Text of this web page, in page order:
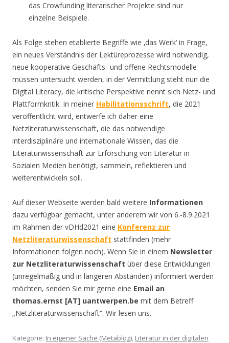
das Crowfunding literarischer Projekte sind nur
einzelne Beispiele.
Als Folge stehen etablierte Begriffe wie ‚das Werk‘ in Frage,
ein neues Verständnis der Lektüreprozesse wird notwendig,
neue kooperative Geschäfts- und offene Rechtsmodelle
müssen untersucht werden, in der Vermittlung steht nun die
Digital Literacy, die kritische Perspektive nennt sich Netz- und
Plattformkritik. In meiner Habilitationsschrift, die 2021
veröffentlicht wird, entwerfe ich daher eine
Netzliteraturwissenschaft, die das notwendige
interdisziplinäre und internationale Wissen, das die
Literaturwissenschaft zur Erforschung von Literatur in
Sozialen Medien benötigt, sammeln, reflektieren und
weiterentwickeln soll.
Auf dieser Webseite werden bald weitere Informationen
dazu verfügbar gemacht, unter anderem wir von 6.-8.9.2021
im Rahmen der vDHd2021 eine Konferenz zur
Netzliteraturwissenschaft stattfinden (mehr
Informationen folgen noch). Wenn Sie in einem Newsletter
zur Netzliteraturwissenschaft über diese Entwicklungen
(unregelmäßig und in längeren Abständen) informiert werden
möchten, senden Sie mir gerne eine Email an
thomas.ernst [AT] uantwerpen.be mit dem Betreff
„Netzliteraturwissenschaft“. Wir lesen uns.
Kategorie: In eigener Sache (Metablog), Literatur in der digitalen